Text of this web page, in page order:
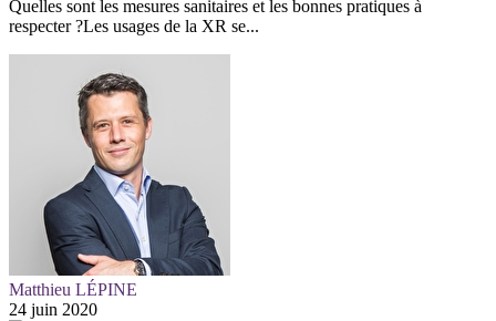
Quelles sont les mesures sanitaires et les bonnes pratiques à
respecter ?Les usages de la XR se...
Matthieu LÉPINE
24 juin 2020